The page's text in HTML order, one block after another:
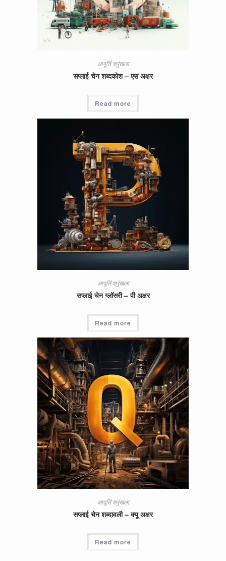
आपूर्ति श्रृंखला
सप्लाई चेन शब्दकोश – एस अक्षर
Read more
आपूर्ति श्रृंखला
सप्लाई चेन ग्लॉसरी – पी अक्षर
Read more
आपूर्ति श्रृंखला
सप्लाई चेन शब्दावली – क्यू अक्षर
Read more